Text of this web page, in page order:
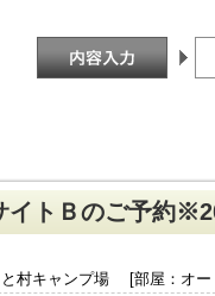
イトＢのご予約
と村キャンプ場 [部屋：オー